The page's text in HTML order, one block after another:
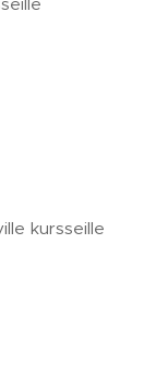
kursseille